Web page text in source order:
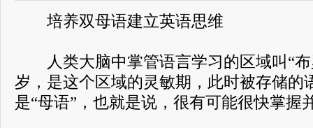
培养双母语建立英语思维
人类大脑中掌管语言学习的区域叫“布
岁，是这个区域的灵敏期，此时被存储的
是“母语”，也就是说，很有可能很快掌握